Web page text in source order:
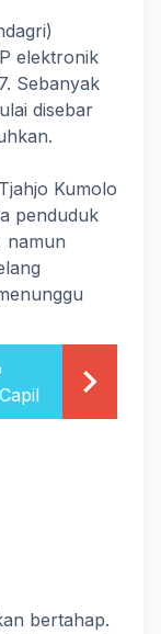
elektronik
Sebanyak
disebar
Kumolo
penduduk
namun
bertahap.